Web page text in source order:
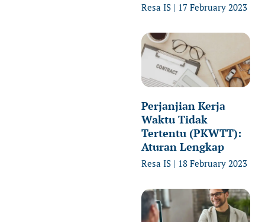
Resa IS 17 February 2023
Perjanjian Kerja
Waktu Tidak
Tertentu (PKWTT):
Aturan Lengkap
Resa IS 18 February 2023